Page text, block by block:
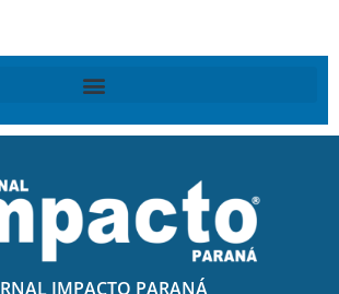
IMPACTO PARANÁ